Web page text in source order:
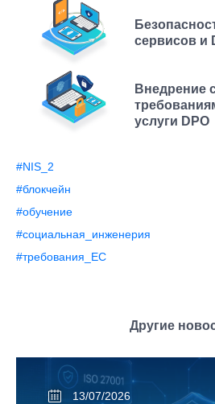
сервисов и
Внедрение
услуги DPO
#NIS_2
#блокчейн
#обучение
#социальная_инженерия
#требования_ЕС
Другие
13/07/2026